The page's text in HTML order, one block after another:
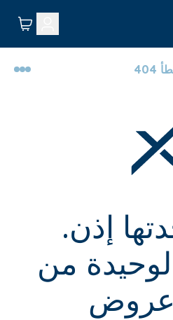
404
إذن.
من
عروض